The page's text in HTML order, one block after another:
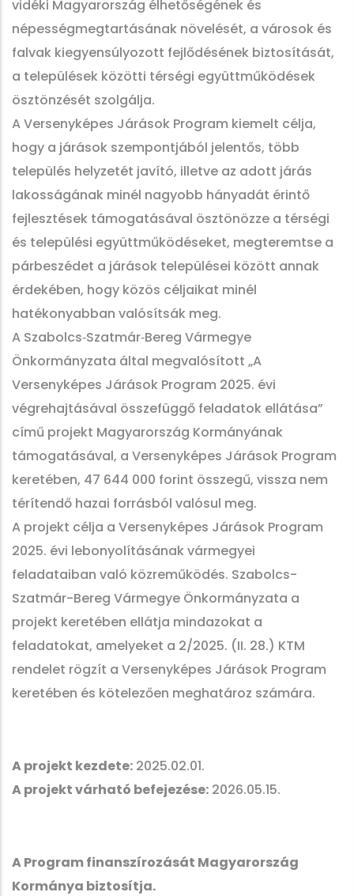
vidéki Magyarország élhetőségének és
népességmegtartásának növelését, a városok és
falvak kiegyensúlyozott fejlődésének biztosítását,
a települések közötti térségi együttműködések
ösztönzését szolgálja.
A Versenyképes Járások Program kiemelt célja,
hogy a járások szempontjából jelentős, több
település helyzetét javító, illetve az adott járás
lakosságának minél nagyobb hányadát érintő
fejlesztések támogatásával ösztönözze a térségi
és települési együttműködéseket, megteremtse a
párbeszédet a járások települései között annak
érdekében, hogy közös céljaikat minél
hatékonyabban valósítsák meg.
A Szabolcs‑Szatmár‑Bereg Vármegye
Önkormányzata által megvalósított „A
Versenyképes Járások Program 2025. évi
végrehajtásával összefüggő feladatok ellátása”
című projekt Magyarország Kormányának
támogatásával, a Versenyképes Járások Program
keretében, 47 644 000 forint összegű, vissza nem
térítendő hazai forrásból valósul meg.
A projekt célja a Versenyképes Járások Program
2025. évi lebonyolításának vármegyei
feladataiban való közreműködés. Szabolcs-
Szatmár-Bereg Vármegye Önkormányzata a
projekt keretében ellátja mindazokat a
feladatokat, amelyeket a 2/2025. (II. 28.) KTM
rendelet rögzít a Versenyképes Járások Program
keretében és kötelezően meghatároz számára.
A projekt kezdete: 2025.02.01.
A projekt várható befejezése: 2026.05.15.
A Program finanszírozását Magyarország
Kormánya biztosítja.